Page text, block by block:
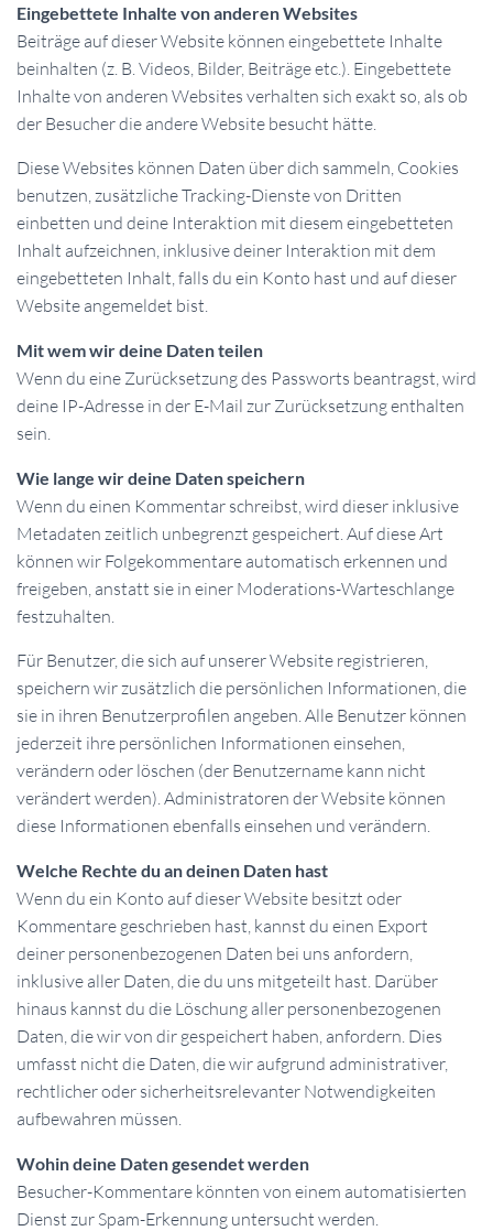
Eingebettete Inhalte von anderen Websites
Beiträge auf dieser Website können eingebettete Inhalte
beinhalten (z. B. Videos, Bilder, Beiträge etc.). Eingebettete
Inhalte von anderen Websites verhalten sich exakt so, als ob
der Besucher die andere Website besucht hätte.
Diese Websites können Daten über dich sammeln, Cookies
benutzen, zusätzliche Tracking-Dienste von Dritten
einbetten und deine Interaktion mit diesem eingebetteten
Inhalt aufzeichnen, inklusive deiner Interaktion mit dem
eingebetteten Inhalt, falls du ein Konto hast und auf dieser
Website angemeldet bist.
Mit wem wir deine Daten teilen
Wenn du eine Zurücksetzung des Passworts beantragst, wird
deine IP-Adresse in der E-Mail zur Zurücksetzung enthalten
sein.
Wie lange wir deine Daten speichern
Wenn du einen Kommentar schreibst, wird dieser inklusive
Metadaten zeitlich unbegrenzt gespeichert. Auf diese Art
können wir Folgekommentare automatisch erkennen und
freigeben, anstatt sie in einer Moderations-Warteschlange
festzuhalten.
Für Benutzer, die sich auf unserer Website registrieren,
speichern wir zusätzlich die persönlichen Informationen, die
sie in ihren Benutzerprofilen angeben. Alle Benutzer können
jederzeit ihre persönlichen Informationen einsehen,
verändern oder löschen (der Benutzername kann nicht
verändert werden). Administratoren der Website können
diese Informationen ebenfalls einsehen und verändern.
Welche Rechte du an deinen Daten hast
Wenn du ein Konto auf dieser Website besitzt oder
Kommentare geschrieben hast, kannst du einen Export
deiner personenbezogenen Daten bei uns anfordern,
inklusive aller Daten, die du uns mitgeteilt hast. Darüber
hinaus kannst du die Löschung aller personenbezogenen
Daten, die wir von dir gespeichert haben, anfordern. Dies
umfasst nicht die Daten, die wir aufgrund administrativer,
rechtlicher oder sicherheitsrelevanter Notwendigkeiten
aufbewahren müssen.
Wohin deine Daten gesendet werden
Besucher-Kommentare könnten von einem automatisierten
Dienst zur Spam-Erkennung untersucht werden.